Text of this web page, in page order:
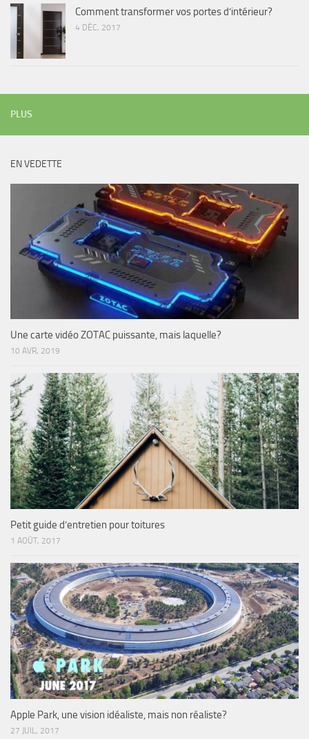
Comment transformer vos portes d’intérieur?
4 DÉC, 2017
PLUS
EN VEDETTE
Une carte vidéo ZOTAC puissante, mais laquelle?
10 AVR, 2019
Petit guide d’entretien pour toitures
1 AOÛT, 2017
Apple Park, une vision idéaliste, mais non réaliste?
27 JUIL, 2017